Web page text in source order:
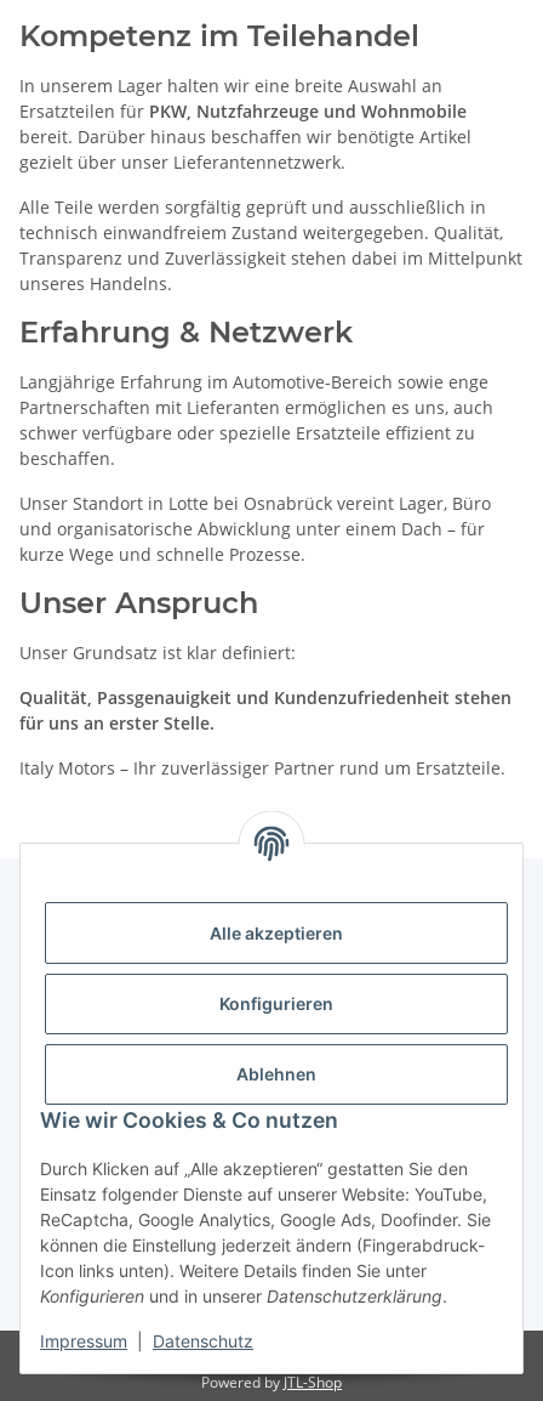
Alle akzeptieren
Konfigurieren
Ablehnen
Wie wir Cookies & Co nutzen
Durch Klicken auf „Alle akzeptieren“ gestatten Sie den
Einsatz folgender Dienste auf unserer Website: YouTube,
ReCaptcha, Google Analytics, Google Ads, Doofinder. Sie
können die Einstellung jederzeit ändern (Fingerabdruck-
Icon links unten). Weitere Details finden Sie unter
Konfigurieren und in unserer Datenschutzerklärung.
Impressum Datenschutz
Kompetenz im Teilehandel
In unserem Lager halten wir eine breite Auswahl an
Ersatzteilen für PKW, Nutzfahrzeuge und Wohnmobile
bereit. Darüber hinaus beschaffen wir benötigte Artikel
gezielt über unser Lieferantennetzwerk.
Alle Teile werden sorgfältig geprüft und ausschließlich in
technisch einwandfreiem Zustand weitergegeben. Qualität,
Transparenz und Zuverlässigkeit stehen dabei im Mittelpunkt
unseres Handelns.
Erfahrung & Netzwerk
Langjährige Erfahrung im Automotive-Bereich sowie enge
Partnerschaften mit Lieferanten ermöglichen es uns, auch
schwer verfügbare oder spezielle Ersatzteile effizient zu
beschaffen.
Unser Standort in Lotte bei Osnabrück vereint Lager, Büro
und organisatorische Abwicklung unter einem Dach – für
kurze Wege und schnelle Prozesse.
Unser Anspruch
Unser Grundsatz ist klar definiert:
Qualität, Passgenauigkeit und Kundenzufriedenheit stehen
für uns an erster Stelle.
Italy Motors – Ihr zuverlässiger Partner rund um Ersatzteile.
Widerrufsbutton
* Alle Preise inkl. gesetzlicher USt., zzgl.Versand
Powered byJTL-Shop